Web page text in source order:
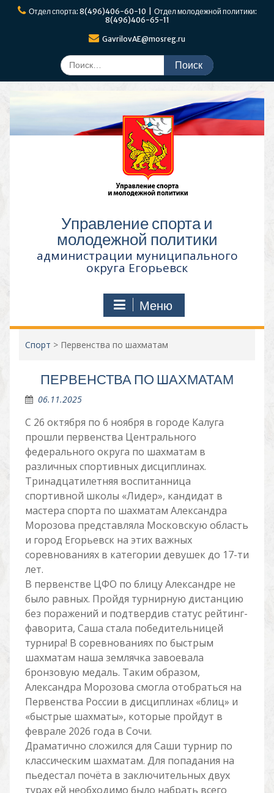
ПерейтиОтдел спорта: 8(496)406-60-10 | Отдел молодежной политики:
8(496)406-65-11
GavrilovAE@mosreg.ru
Поиск
по:
Управление спорта и
молодежной политики
администрации муниципального
округа Егорьевск
Меню
Спорт > Первенства по шахматам
ПЕРВЕНСТВА ПО ШАХМАТАМ
06.11.2025
С 26 октября по 6 ноября в городе Калуга
прошли первенства Центрального
федерального округа по шахматам в
различных спортивных дисциплинах.
Тринадцатилетняя воспитанница
спортивной школы «Лидер», кандидат в
мастера спорта по шахматам Александра
Морозова представляла Московскую область
и город Егорьевск на этих важных
соревнованиях в категории девушек до 17-ти
лет.
В первенстве ЦФО по блицу Александре не
было равных. Пройдя турнирную дистанцию
без поражений и подтвердив статус рейтинг-
фаворита, Саша стала победительницей
турнира! В соревнованиях по быстрым
шахматам наша землячка завоевала
бронзовую медаль. Таким образом,
Александра Морозова смогла отобраться на
Первенства России в дисциплинах «блиц» и
«быстрые шахматы», которые пройдут в
феврале 2026 года в Сочи.
Драматично сложился для Саши турнир по
классическим шахматам. Для попадания на
пьедестал почёта в заключительных двух
турах ей необходимо было набрать всего